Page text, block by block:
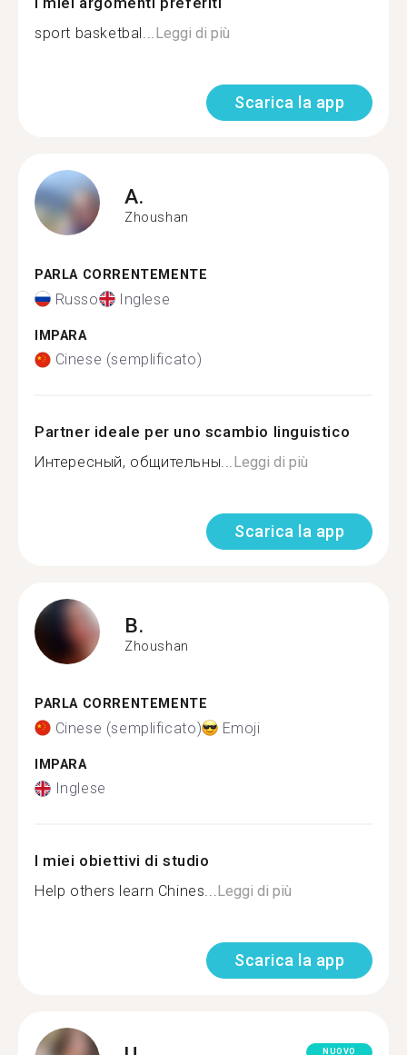
sport basketbal...Leggi di più
Scarica la app
A.
Zhoushan
PARLA CORRENTEMENTE
Russo Inglese
IMPARA
Cinese (semplificato)
Partner ideale per uno scambio linguistico
Интересный, общительны...Leggi di più
Scarica la app
B.
Zhoushan
PARLA CORRENTEMENTE
Cinese (semplificato) Emoji
IMPARA
Inglese
I miei obiettivi di studio
Help others learn Chines...Leggi di più
Scarica la app
NUOVO